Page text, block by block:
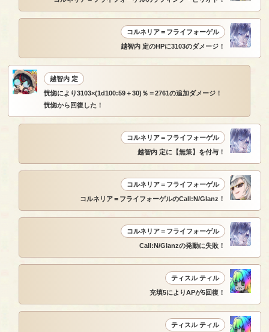
コルネリア＝フライフォーゲル
越智内 定のHPに3103のダメージ！
越智内 定
恍惚により3103×(1d100:59＋30)％＝2761の追加ダメージ！
恍惚から回復した！
コルネリア＝フライフォーゲル
越智内 定に【無策】を付与！
コルネリア＝フライフォーゲル
コルネリア＝フライフォーゲルのCall:N/Glanz！
コルネリア＝フライフォーゲル
Call:N/Glanzの発動に失敗！
ティスル ティル
充填5によりAPが5回復！
ティスル ティル